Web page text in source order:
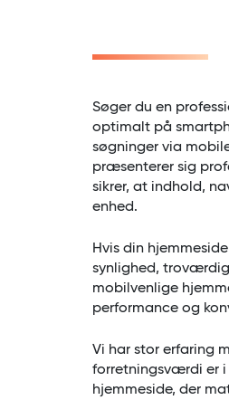
Søger du en
optimalt på
søgninger via
præsenterer sig
sikrer, at indhold,
enhed.
Hvis din
synlighed,
mobilvenlige
performance og
Vi har stor erfaring
forretningsværdi er
hjemmeside, der